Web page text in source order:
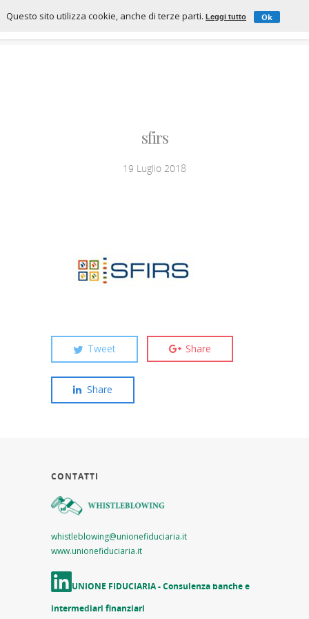
sfirs
19 Luglio 2018
Tweet Share
Share
CONTATTI
whistleblowing@unionefiduciaria.it
www.unionefiduciaria.it
UNIONE FIDUCIARIA - Consulenza banche e
intermediari finanziari
Questo sito utilizza cookie, anche di terze parti.Leggi tutto Ok